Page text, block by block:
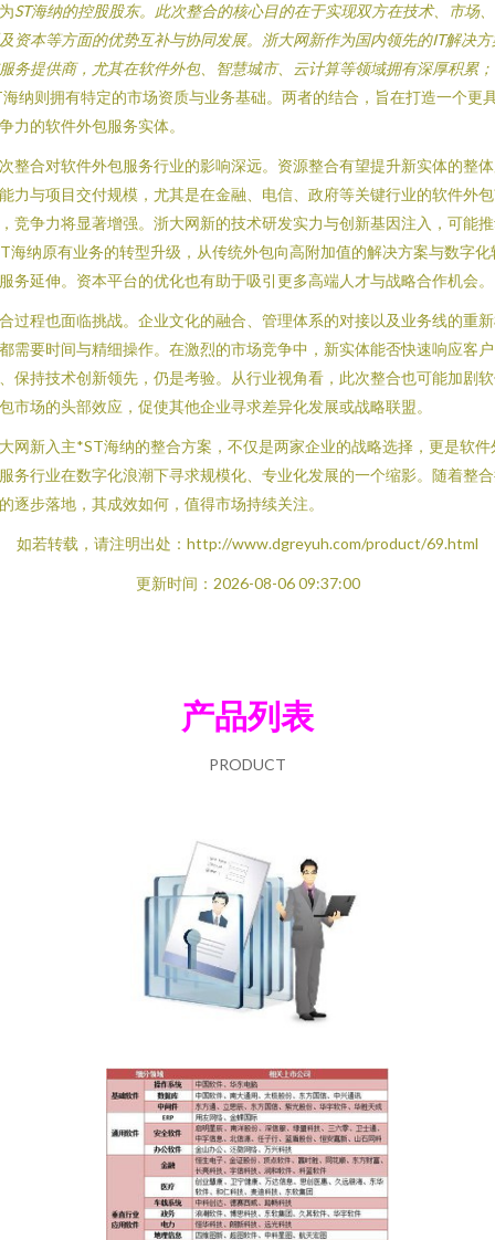
ST海纳的控股股东。此次整合的核心目的在于实现双方在技术、市场
资本等方面的优势互补与协同发展。浙大网新作为国内领先的IT解决方
务提供商，尤其在软件外包、智慧城市、云计算等领域拥有深厚积累
海纳则拥有特定的市场资质与业务基础。两者的结合，旨在打造一个更
力的软件外包服务实体。
整合对软件外包服务行业的影响深远。资源整合有望提升新实体的整
力与项目交付规模，尤其是在金融、电信、政府等关键行业的软件外
竞争力将显著增强。浙大网新的技术研发实力与创新基因注入，可能
海纳原有业务的转型升级，从传统外包向高附加值的解决方案与数字化
务延伸。资本平台的优化也有助于吸引更多高端人才与战略合作机会。
过程也面临挑战。企业文化的融合、管理体系的对接以及业务线的重
需要时间与精细操作。在激烈的市场竞争中，新实体能否快速响应客
保持技术创新领先，仍是考验。从行业视角看，此次整合也可能加剧
市场的头部效应，促使其他企业寻求差异化发展或战略联盟。
网新入主*ST海纳的整合方案，不仅是两家企业的战略选择，更是软件
务行业在数字化浪潮下寻求规模化、专业化发展的一个缩影。随着整
逐步落地，其成效如何，值得市场持续关注。
如若转载，请注明出处：http://www.dgreyuh.com/product/69.html
更新时间：2026-08-06 09:37:00
产品列表
PRODUCT